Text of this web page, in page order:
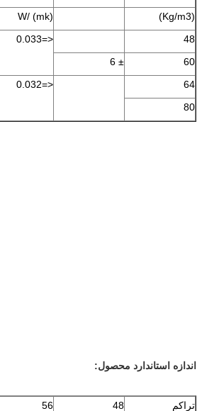
(Kg/m3)
W/ (mk)
48
<=0.033
60
± 6
64
<=0.032
80
اندازه استاندارد محصول:
تراکم 48
56